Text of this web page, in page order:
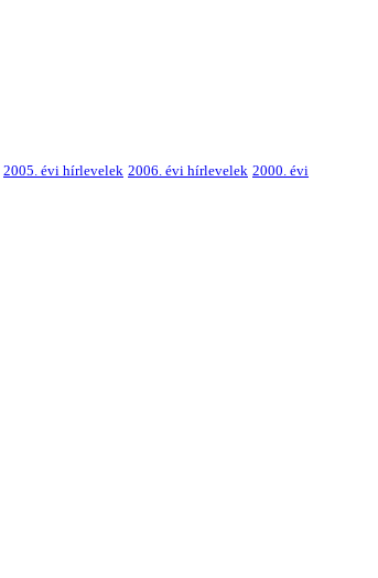
2005. évi hírlevelek 2006. évi hírlevelek 2000. évi